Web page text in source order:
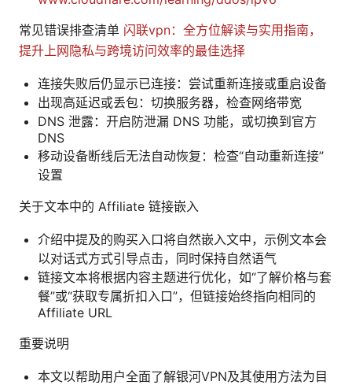
常见错误排查清单 闪联vpn：全方位解读与实用指南，
提升上网隐私与跨境访问效率的最佳选择
连接失败后仍显示已连接：尝试重新连接或重启设备
出现高延迟或丢包：切换服务器，检查网络带宽
DNS 泄露：开启防泄漏 DNS 功能，或切换到官方
DNS
移动设备断线后无法自动恢复：检查“自动重新连接”
设置
关于文本中的 Affiliate 链接嵌入
介绍中提及的购买入口将自然嵌入文中，示例文本会
以对话式方式引导点击，同时保持自然语气
链接文本将根据内容主题进行优化，如“了解价格与套
餐”或“获取专属折扣入口”，但链接始终指向相同的
Affiliate URL
重要说明
本文以帮助用户全面了解银河VPN及其使用方法为目